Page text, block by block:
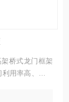
桥式龙门框架
用率高、加工
及五面复合加